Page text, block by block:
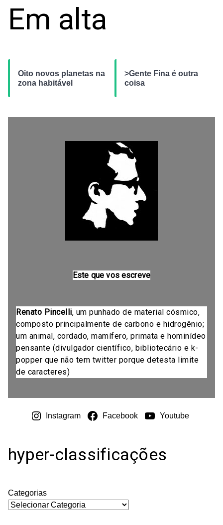
Em alta
Oito novos planetas na
zona habitável
>Gente Fina é outra
coisa
Este que vos escreve
Renato Pincelli, um punhado de material cósmico,
composto principalmente de carbono e hidrogênio;
um animal, cordado, mamífero, primata e hominídeo
pensante (divulgador científico, bibliotecário e k-
popper que não tem twitter porque detesta limite
de caracteres)
Instagram Facebook Youtube
hyper-classificações
Categorias